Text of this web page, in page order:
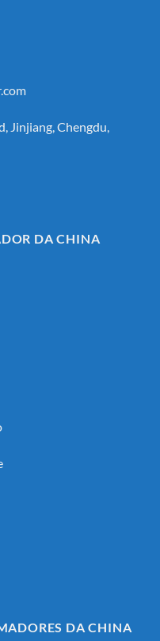
Jinjiang, Chengdu,
DA CHINA
DA CHINA